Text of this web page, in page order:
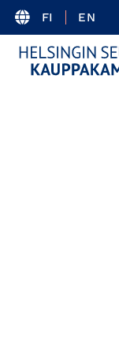
FI EN